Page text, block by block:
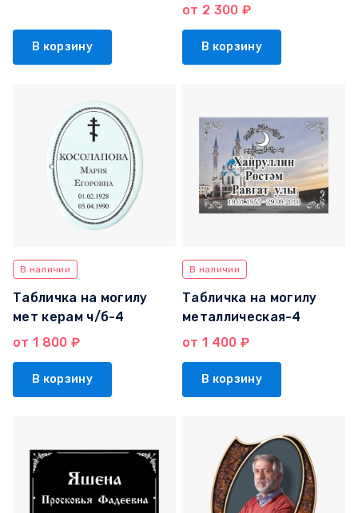
В корзину
от 2 300 ₽
В корзину
В наличии
Табличка на могилу
мет керам ч/б-4
от 1 800 ₽
В корзину
В наличии
Табличка на могилу
металлическая-4
от 1 400 ₽
В корзину